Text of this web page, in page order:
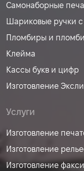
Услуги
Изготовление
Изготовление
Изготовление
Самонаборные
Шариковые ручки
Пломбиры и
Клейма
Кассы букв и цифр
Изготовление